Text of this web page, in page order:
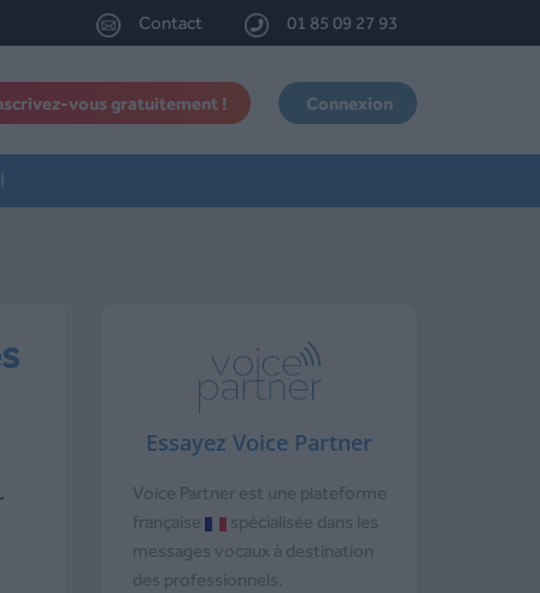
Contact 01 85 09 27 93
vous gratuitement ! Connexion
Essayez Voice Partner
Voice Partner est une plateforme
française
spécialisée dans les
messages vocaux à destination
des professionnels.